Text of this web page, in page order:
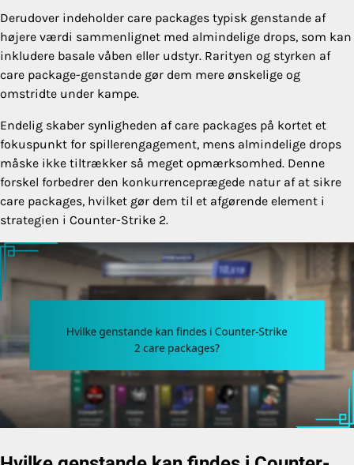
Derudover indeholder care packages typisk genstande af
højere værdi sammenlignet med almindelige drops, som kan
inkludere basale våben eller udstyr. Rarityen og styrken af
care package-genstande gør dem mere ønskelige og
omstridte under kampe.
Endelig skaber synligheden af care packages på kortet et
fokuspunkt for spillerengagement, mens almindelige drops
måske ikke tiltrækker så meget opmærksomhed. Denne
forskel forbedrer den konkurrenceprægede natur af at sikre
care packages, hvilket gør dem til et afgørende element i
strategien i Counter-Strike 2.